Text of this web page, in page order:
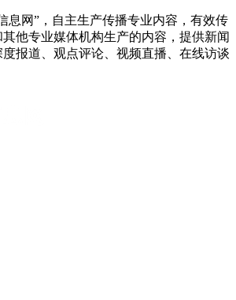
息网”，自主生产传播专业内容，有效传
他专业媒体机构生产的内容，提供新闻
报道、观点评论、视频直播、在线访谈